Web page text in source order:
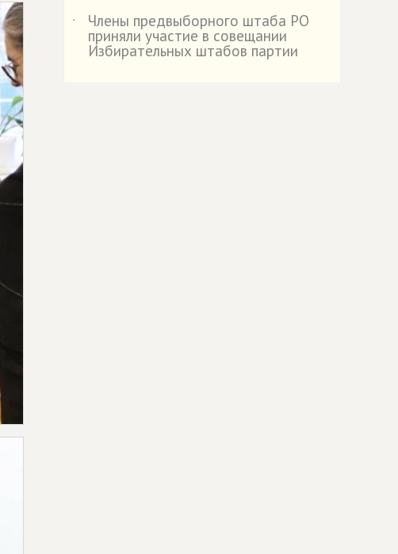
˙
Члены предвыборного штаба РО
приняли участие в совещании
Избирательных штабов партии